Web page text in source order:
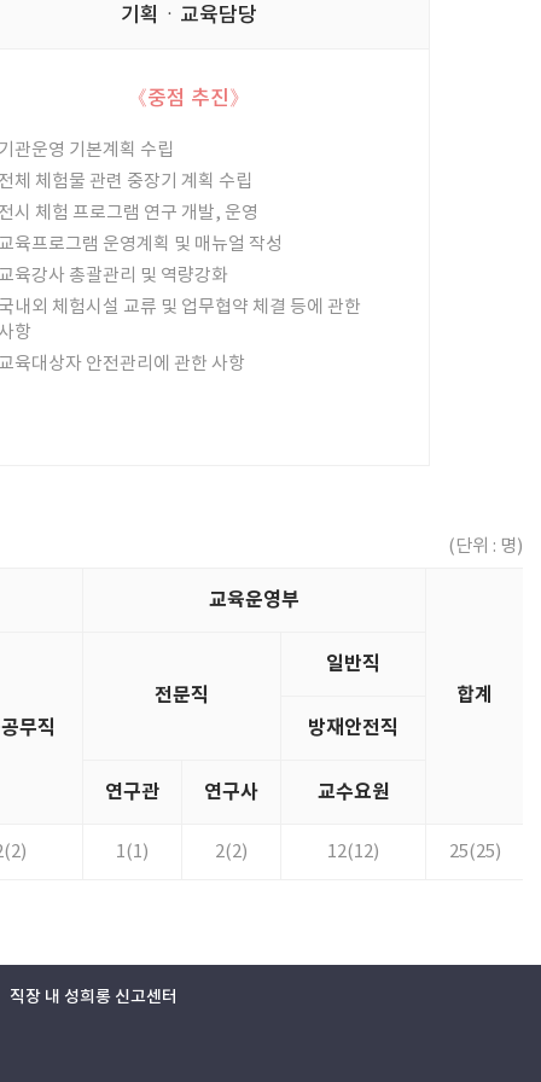
기획ㆍ교육담당
《중점 추진》
기관운영 기본계획 수립
전체 체험물 관련 중장기 계획 수립
전시 체험 프로그램 연구 개발, 운영
교육프로그램 운영계획 및 매뉴얼 작성
교육강사 총괄관리 및 역량강화
국내외 체험시설 교류 및 업무협약 체결 등에 관한
항
교육대상자 안전관리에 관한 사항
(단위 : 명)
교육운영부
합계
무직
전문직
일반직
방재안전직
연구관 연구사 교수요원
1(1) 2(2) 12(12) 25(25)
직장 내 성희롱 신고센터